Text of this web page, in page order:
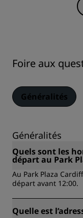
Foire aux
Généralités
Généralités
Quels sont les
départ au Park
Au Park Plaza
départ avant 12:00.
Quelle est